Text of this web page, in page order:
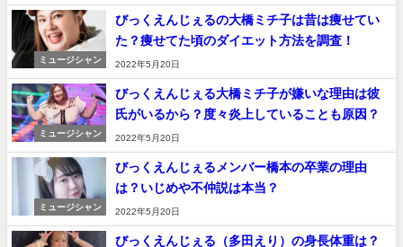
ミュージシャン
びっくえんじぇるの大橋ミチ子は昔は痩せてい
た？痩せてた頃のダイエット方法を調査！
2022年5月20日
ミュージシャン
びっくえんじぇる大橋ミチ子が嫌いな理由は彼
氏がいるから？度々炎上していることも原因？
2022年5月20日
ミュージシャン
びっくえんじぇるメンバー橋本の卒業の理由
は？いじめや不仲説は本当？
2022年5月20日
びっくえんじぇる（多田えり）の身長体重は？